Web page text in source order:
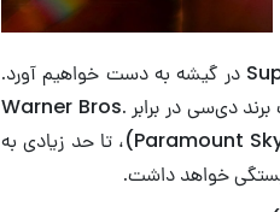
در روزهای آینده، احتمالا تصویر بسیار روشن‌تری از عملکرد افتتاحیه Supergirl در گیشه به دست خواهیم آورد.
این فیلم آزمونی مهم برای دی‌سی استودیوز محسوب می‌شود؛ زیرا سرنوشت برند دی‌سی در برابر Warner Bros.
Discovery، پیش از ادغام این شرکت با پارامونت اسکای‌دنس (Paramount Skydance)، تا حد زیادی به